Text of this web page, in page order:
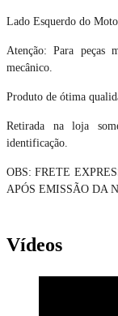
Lado Esquerdo do
Atenção: Para peças
mecânico.
Produto de ótima
Retirada na loja
identificação.
OBS: FRETE
APÓS EMISSÃO DA
Vídeos